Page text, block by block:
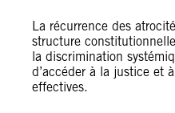
La récurrence des
structure
la discrimination
d’accéder à la justice et
effectives.